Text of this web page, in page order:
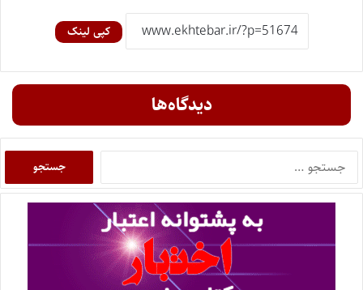
کپی لینک
دیدگاه‌ها